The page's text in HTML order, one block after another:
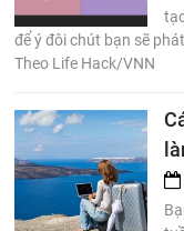
để ý đôi chút bạn sẽ
Theo Life Hack/VNN